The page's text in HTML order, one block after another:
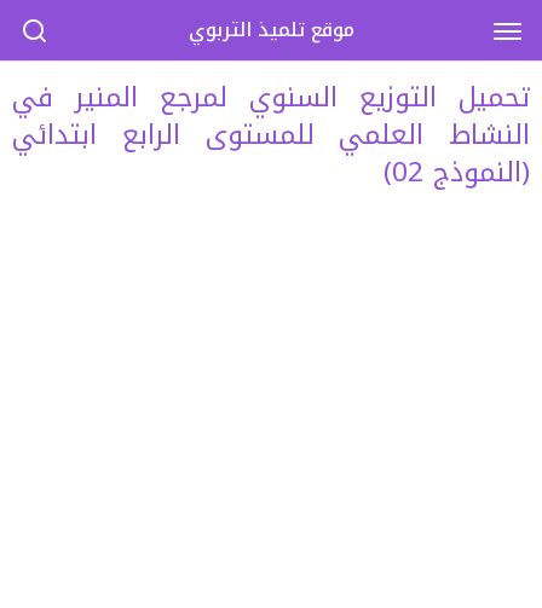
تحميل التوزيع السنوي لمرجع المنير في
النشاط العلمي للمستوى الرابع ابتدائي
(النموذج 02)
موقع تلميذ التربوي